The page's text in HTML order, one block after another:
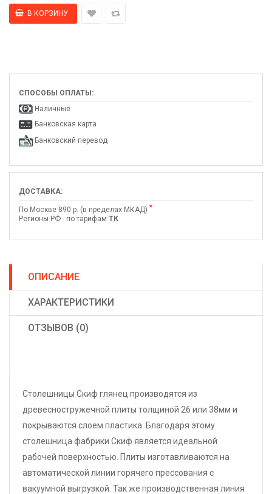
СПОСОБЫ ОПЛАТЫ:
Наличные
Банковская карта
Банковский перевод
ДОСТАВКА:
По Москве 890 р. (в пределах МКАД) *
Регионы РФ - по тарифам ТК
ОПИСАНИЕ
ХАРАКТЕРИСТИКИ
ОТЗЫВОВ (0)
Столешницы Скиф глянец производятся из
древесностружечной плиты толщиной 26 или 38мм и
покрываются слоем пластика. Благодаря этому
столешница фабрики Скиф является идеальной
рабочей поверхностью. Плиты изготавливаются на
автоматической линии горячего прессования с
вакуумной выгрузкой. Так же производственная линия